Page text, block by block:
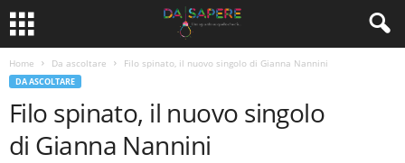
Home Da ascoltare Filo spinato, il nuovo singolo di Gianna Nannini
DA ASCOLTARE
Filo spinato, il nuovo singolo
di Gianna Nannini